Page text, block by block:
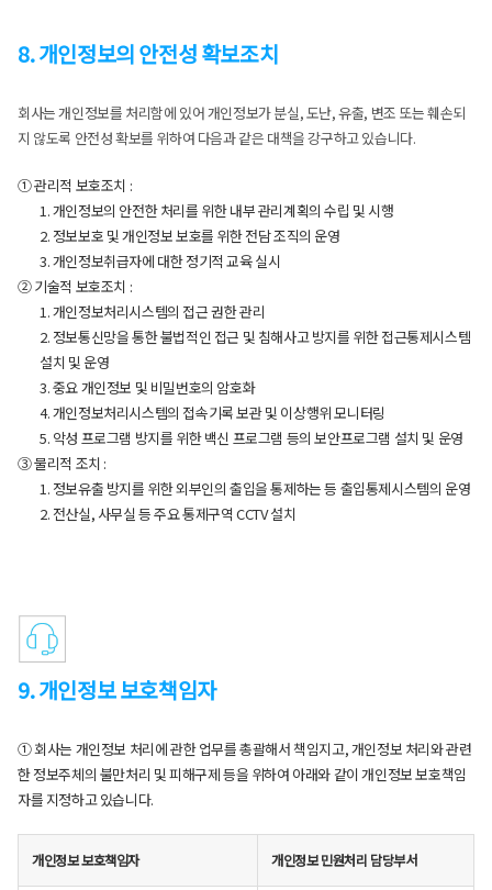
8. 개인정보의 안전성 확보조치
회사는 개인정보를 처리함에 있어 개인정보가 분실, 도난, 유출, 변조 또는 훼손되
지 않도록 안전성 확보를 위하여 다음과 같은 대책을 강구하고 있습니다.
① 관리적 보호조치 :
1. 개인정보의 안전한 처리를 위한 내부 관리계획의 수립 및 시행
2. 정보보호 및 개인정보 보호를 위한 전담 조직의 운영
3. 개인정보취급자에 대한 정기적 교육 실시
② 기술적 보호조치 :
1. 개인정보처리시스템의 접근 권한 관리
2. 정보통신망을 통한 불법적인 접근 및 침해사고 방지를 위한 접근통제시스템
설치 및 운영
3. 중요 개인정보 및 비밀번호의 암호화
4. 개인정보처리시스템의 접속기록 보관 및 이상행위 모니터링
5. 악성 프로그램 방지를 위한 백신 프로그램 등의 보안프로그램 설치 및 운영
③ 물리적 조치 :
1. 정보유출 방지를 위한 외부인의 출입을 통제하는 등 출입통제시스템의 운영
2. 전산실, 사무실 등 주요 통제구역 CCTV 설치
9. 개인정보 보호책임자
① 회사는 개인정보 처리에 관한 업무를 총괄해서 책임지고, 개인정보 처리와 관련
한 정보주체의 불만처리 및 피해구제 등을 위하여 아래와 같이 개인정보 보호책임
자를 지정하고 있습니다.
개인정보 보호책임자 개인정보 민원처리 담당부서